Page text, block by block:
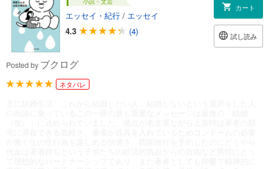
エッセイ・紀行 / エッセイ
4.3
(4)
カート
試し読み
Posted by ブクログ
ネタバレ